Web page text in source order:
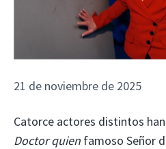
21 de noviembre de 2025
Catorce actores distintos
Doctor quien famoso Señor